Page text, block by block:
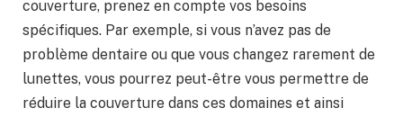
couverture, prenez en compte vos besoins
spécifiques. Par exemple, si vous n’avez pas de
problème dentaire ou que vous changez rarement de
lunettes, vous pourrez peut-être vous permettre de
réduire la couverture dans ces domaines et ainsi